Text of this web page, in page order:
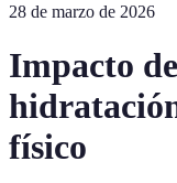
28 de marzo de 2026
Impacto
físico